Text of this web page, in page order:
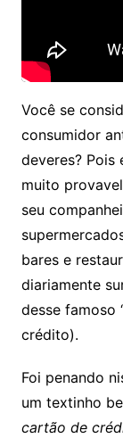
Você se
consumidor
deveres? Pois
muito
seu
bares e
diariamente
desse famoso
crédito).
Foi penando
um textinho
cartão de